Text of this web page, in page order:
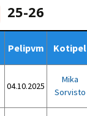
25-26
Pelipvm Kotipel
04.10.2025
Mika
Sorvisto